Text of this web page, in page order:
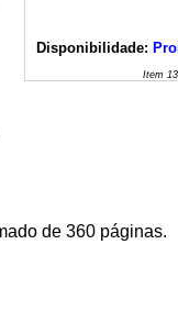
Disponibilidade:
Item
de 360 páginas.